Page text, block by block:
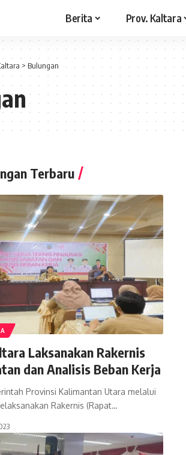
Berita Prov. Kaltara
> Bulungan
Terbaru
Laksanakan Rakernis
dan Analisis Beban Kerja
Provinsi Kalimantan Utara melalui
Rakernis (Rapat…